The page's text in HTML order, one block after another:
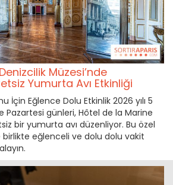
Müzesi’nde
Yumurta Avı Etkinliği
İçin Eğlence Dolu Etkinlik 2026 yılı 5
Pazartesi günleri, Hôtel de la Marine
bir yumurta avı düzenliyor. Bu özel
eğlenceli ve dolu dolu vakit